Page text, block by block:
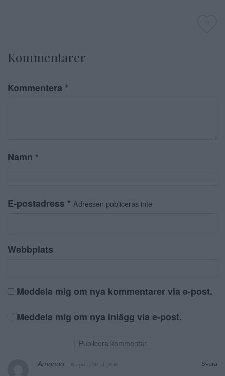
Kommentarer
Kommentera *
Namn *
E-postadress * Adressen publiceras inte
Webbplats
Meddela mig om nya kommentarer via e-post.
Meddela mig om nya inlägg via e-post.
Svara
Amanda 18 april, 2014 kl. 08:18